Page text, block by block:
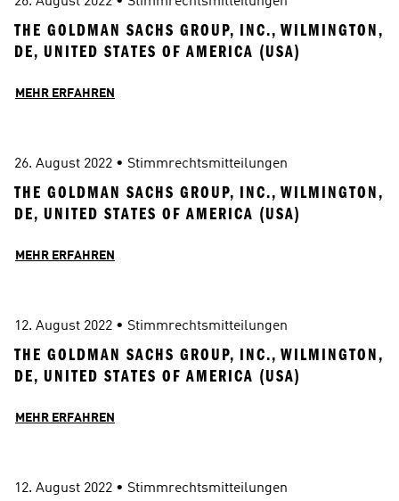
THE GOLDMAN SACHS GROUP, INC., WILMINGTON,
DE, UNITED STATES OF AMERICA (USA)
MEHR ERFAHREN
26. August 2022 • Stimmrechtsmitteilungen
THE GOLDMAN SACHS GROUP, INC., WILMINGTON,
DE, UNITED STATES OF AMERICA (USA)
MEHR ERFAHREN
12. August 2022 • Stimmrechtsmitteilungen
THE GOLDMAN SACHS GROUP, INC., WILMINGTON,
DE, UNITED STATES OF AMERICA (USA)
MEHR ERFAHREN
12. August 2022 • Stimmrechtsmitteilungen